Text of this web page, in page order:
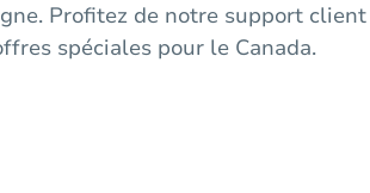
Profitez de notre support client
spéciales pour le Canada.